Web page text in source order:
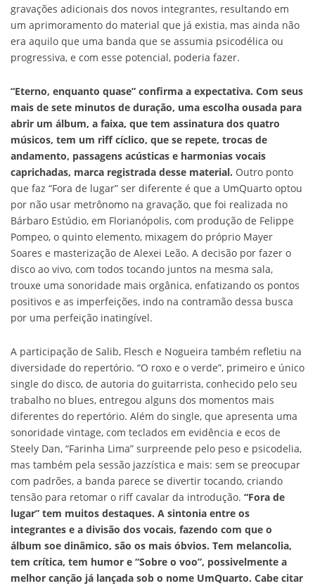
gravações adicionais dos novos integrantes, resultando em
um aprimoramento do material que já existia, mas ainda não
era aquilo que uma banda que se assumia psicodélica ou
progressiva, e com esse potencial, poderia fazer.
“Eterno, enquanto quase” confirma a expectativa. Com seus
mais de sete minutos de duração, uma escolha ousada para
abrir um álbum, a faixa, que tem assinatura dos quatro
músicos, tem um riff cíclico, que se repete, trocas de
andamento, passagens acústicas e harmonias vocais
caprichadas, marca registrada desse material. Outro ponto
que faz “Fora de lugar” ser diferente é que a UmQuarto optou
por não usar metrônomo na gravação, que foi realizada no
Bárbaro Estúdio, em Florianópolis, com produção de Felippe
Pompeo, o quinto elemento, mixagem do próprio Mayer
Soares e masterização de Alexei Leão. A decisão por fazer o
disco ao vivo, com todos tocando juntos na mesma sala,
trouxe uma sonoridade mais orgânica, enfatizando os pontos
positivos e as imperfeições, indo na contramão dessa busca
por uma perfeição inatingível.
A participação de Salib, Flesch e Nogueira também refletiu na
diversidade do repertório. “O roxo e o verde”, primeiro e único
single do disco, de autoria do guitarrista, conhecido pelo seu
trabalho no blues, entregou alguns dos momentos mais
diferentes do repertório. Além do single, que apresenta uma
sonoridade vintage, com teclados em evidência e ecos de
Steely Dan, “Farinha Lima” surpreende pelo peso e psicodelia,
mas também pela sessão jazzística e mais: sem se preocupar
com padrões, a banda parece se divertir tocando, criando
tensão para retomar o riff cavalar da introdução. “Fora de
lugar” tem muitos destaques. A sintonia entre os
integrantes e a divisão dos vocais, fazendo com que o
álbum soe dinâmico, são os mais óbvios. Tem melancolia,
tem crítica, tem humor e “Sobre o voo”, possivelmente a
melhor canção já lançada sob o nome UmQuarto. Cabe citar